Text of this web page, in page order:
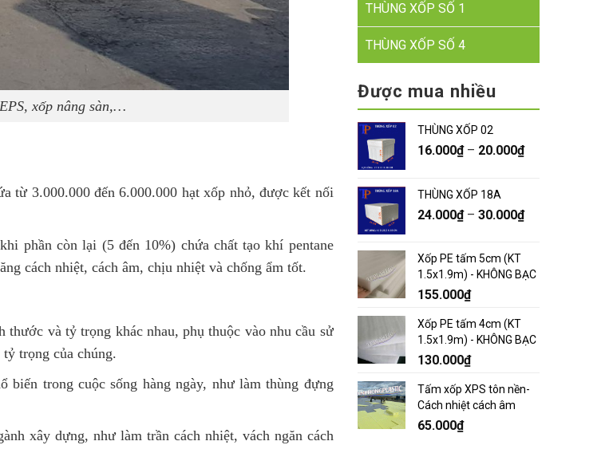
xốp nâng sàn,…
từ 3.000.000 đến 6.000.000 hạt xốp nhỏ, được kết nối
phần còn lại (5 đến 10%) chứa chất tạo khí pentane
cách nhiệt, cách âm, chịu nhiệt và chống ẩm tốt.
và tỷ trọng khác nhau, phụ thuộc vào nhu cầu sử
trọng của chúng.
biến trong cuộc sống hàng ngày, như làm thùng đựng
xây dựng, như làm trần cách nhiệt, vách ngăn cách
THÙNG XỐP SỐ 1
THÙNG XỐP SỐ 4
Được mua nhiều
THÙNG XỐP 02
16.000₫– 20.000₫
THÙNG XỐP 18A
24.000₫– 30.000₫
Xốp PE tấm 5cm (KT
1.5x1.9m) - KHÔNG BẠC
155.000₫
Xốp PE tấm 4cm (KT
1.5x1.9m) - KHÔNG BẠC
130.000₫
Tấm xốp XPS tôn nền-
Cách nhiệt cách âm
65.000₫